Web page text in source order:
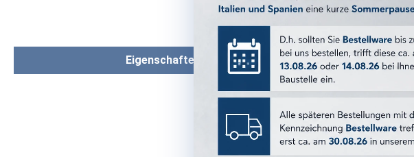
Eigenschaften
PRODUKTMERKMALE
Serie: